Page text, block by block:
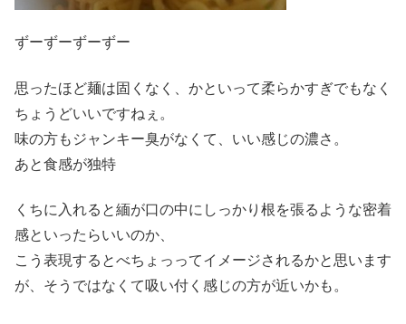
ずーずーずーずー
思ったほど麺は固くなく、かといって柔らかすぎでもなく
ちょうどいいですねぇ。
味の方もジャンキー臭がなくて、いい感じの濃さ。
あと食感が独特
くちに入れると緬が口の中にしっかり根を張るような密着
感といったらいいのか、
こう表現するとべちょっってイメージされるかと思います
が、そうではなくて吸い付く感じの方が近いかも。